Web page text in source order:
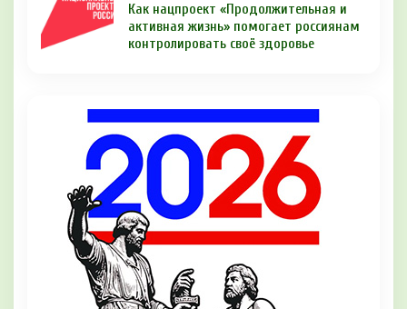
Как нацпроект «Продолжительная и
активная жизнь» помогает россиянам
контролировать своё здоровье